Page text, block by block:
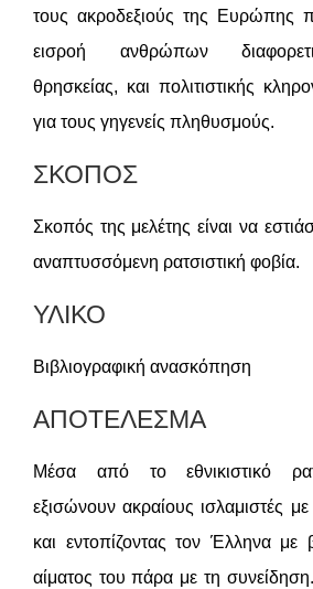
τους ακροδεξιούς της Ευρώπης
εισροή ανθρώπων
θρησκείας, και πολιτιστικής
για τους γηγενείς πληθυσμούς.
ΣΚΟΠΟΣ
Σκοπός της μελέτης είναι να
αναπτυσσόμενη ρατσιστική φοβία.
ΥΛΙΚΟ
Βιβλιογραφική ανασκόπηση
ΑΠΟΤΕΛΕΣΜΑ
Μέσα από το εθνικιστικό
εξισώνουν ακραίους ισλαμιστές
και εντοπίζοντας τον Έλληνα
αίματος του πάρα με τη